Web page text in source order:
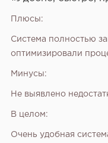
Плюсы:
Система полностью
оптимизировали
Минусы:
Не выявлено
В целом:
Очень удобная